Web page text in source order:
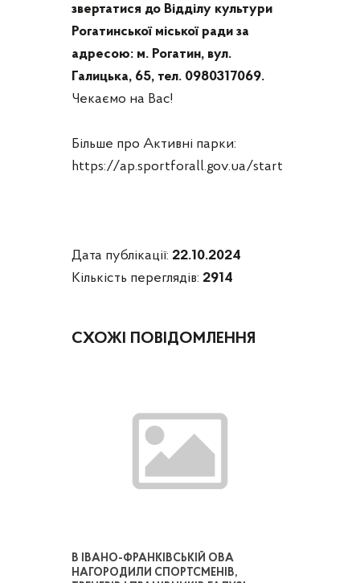
звертатися до Відділу культури
Рогатинської міської ради за
адресою: м. Рогатин, вул.
Галицька, 65, тел. 0980317069.
Чекаємо на Вас!
Більше про Активні парки:
https://ap.sportforall.gov.ua/start
Дата публікації: 22.10.2024
Кількість переглядів: 2914
СХОЖІ ПОВІДОМЛЕННЯ
В ІВАНО-ФРАНКІВСЬКІЙ ОВА
НАГОРОДИЛИ СПОРТСМЕНІВ,